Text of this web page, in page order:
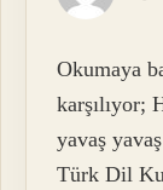
Okumaya
karşılıyor;
yavaş
Türk Dil